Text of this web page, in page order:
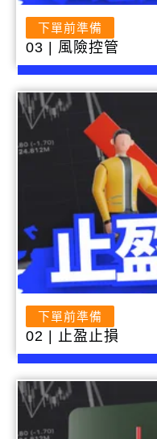
下單前準備
03 | 風險控管
下單前準備
02 | 止盈止損